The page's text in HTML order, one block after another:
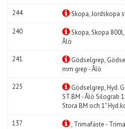
244 Skopa, Jordskopa
240
Skopa, Skopa
Ålö
241
Gödselgrep,
mm grep - Ålö
225
Gödselgrep, Hyd.
ST.BM - Ålö Silograb
Stora BM och 1"
137 , Trimafäste -